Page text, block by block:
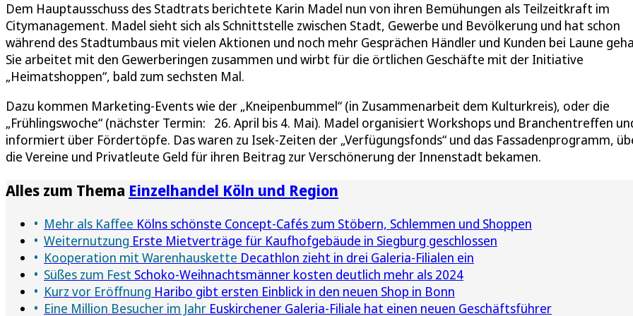
Dem Hauptausschuss des Stadtrats berichtete Karin Madel nun von ihren Bemühungen als Teilzeitkraft im
Citymanagement. Madel sieht sich als Schnittstelle zwischen Stadt, Gewerbe und Bevölkerung und hat schon
während des Stadtumbaus mit vielen Aktionen und noch mehr Gesprächen Händler und Kunden bei Laune
Sie arbeitet mit den Gewerberingen zusammen und wirbt für die örtlichen Geschäfte mit der Initiative
„Heimatshoppen“, bald zum sechsten Mal.
Dazu kommen Marketing-Events wie der „Kneipenbummel“ (in Zusammenarbeit dem Kulturkreis), oder die
„Frühlingswoche“ (nächster Termin: 26. April bis 4. Mai). Madel organisiert Workshops und Branchentreffen
informiert über Fördertöpfe. Das waren zu Isek-Zeiten der „Verfügungsfonds“ und das Fassadenprogramm,
die Vereine und Privatleute Geld für ihren Beitrag zur Verschönerung der Innenstadt bekamen.
Alles zum Thema Einzelhandel Köln und Region
Mehr als Kaffee Kölns schönste Concept-Cafés zum Stöbern, Schlemmen und Shoppen
Weiternutzung Erste Mietverträge für Kaufhofgebäude in Siegburg geschlossen
Kooperation mit Warenhauskette Decathlon zieht in drei Galeria-Filialen ein
Süßes zum Fest Schoko-Weihnachtsmänner kosten deutlich mehr als 2024
Kurz vor Eröffnung Haribo gibt ersten Einblick in den neuen Shop in Bonn
Eine Million Besucher im Jahr Euskirchener Galeria-Filiale hat einen neuen Geschäftsführer